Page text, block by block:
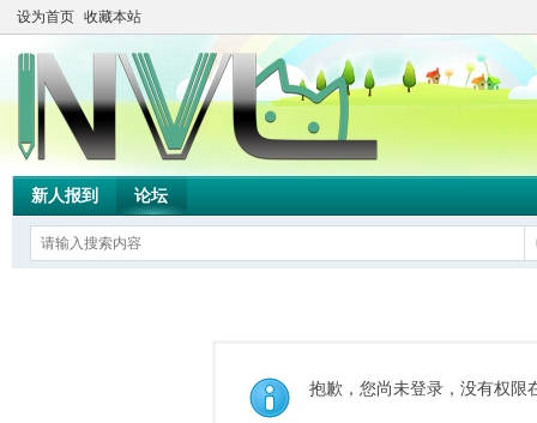
设为首页 收藏本站
新人报到 论坛
抱歉，您尚未登录，没有权限